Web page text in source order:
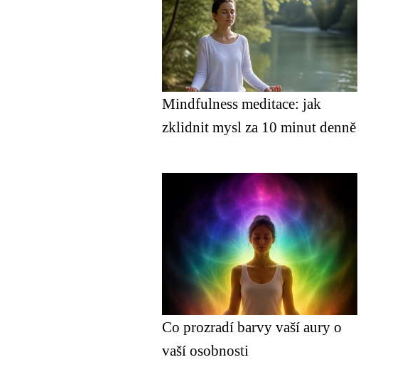
Mindfulness meditace: jak
zklidnit mysl za 10 minut denně
Co prozradí barvy vaší aury o
vaší osobnosti